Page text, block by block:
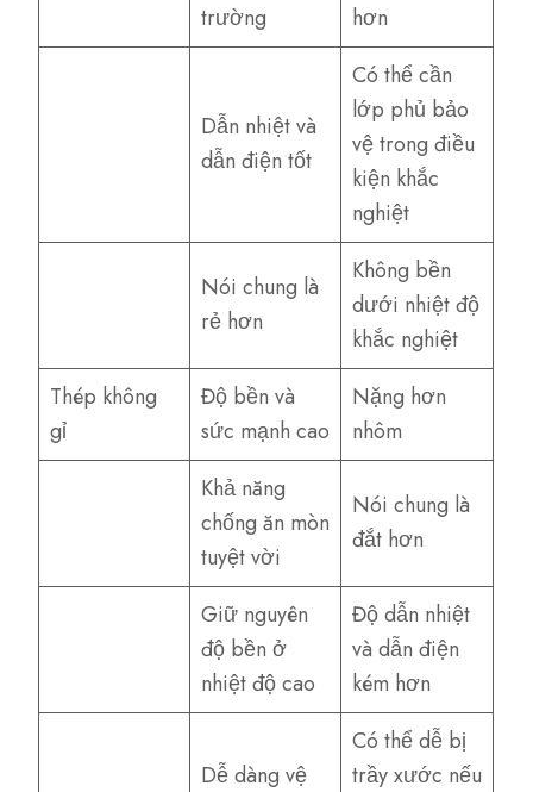
trường
hơn
Dẫn nhiệt và
dẫn điện tốt
Có thể cần
lớp phủ bảo
vệ trong điều
kiện khắc
nghiệt
Nói chung là
rẻ hơn
Không bền
dưới nhiệt độ
khắc nghiệt
Thép không
gỉ
Độ bền và
sức mạnh cao
Nặng hơn
nhôm
Khả năng
chống ăn mòn
tuyệt vời
Nói chung là
đắt hơn
Giữ nguyên
độ bền ở
nhiệt độ cao
Độ dẫn nhiệt
và dẫn điện
kém hơn
Dễ dàng vệ
Có thể dễ bị
trầy xước nếu